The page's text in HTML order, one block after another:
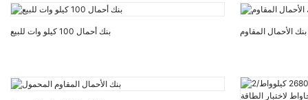
بنك أحمال 100 كيلو وات للبيع
بنك الأحمال المقاوم